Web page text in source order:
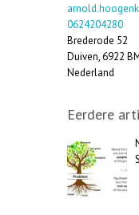
0624204280
Brederode 52
Duiven,6922
Nederland
Eerdere